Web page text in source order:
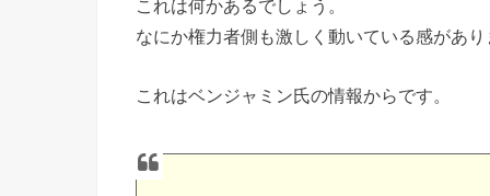
これは何かあるでしょう。
なにか権力者側も激しく動いている感があり
これはベンジャミン氏の情報からです。